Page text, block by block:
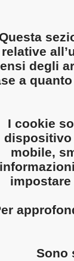
Questa
relative
degli
a
I cookie
dispositivo
mobile,
Sono